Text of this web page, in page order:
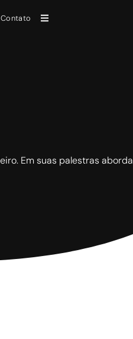
Contato
Em suas palestras aborda